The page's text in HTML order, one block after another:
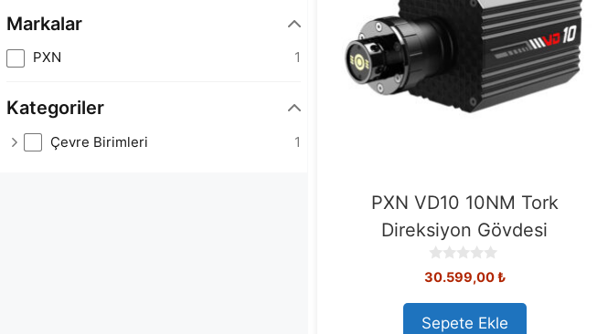
PXN VD10 10NM Tork
Direksiyon Gövdesi
0
o
u
t
30.599,00₺
Sepete Ekle
Markalar
PXN 1
Kategoriler
Çevre Birimleri 1